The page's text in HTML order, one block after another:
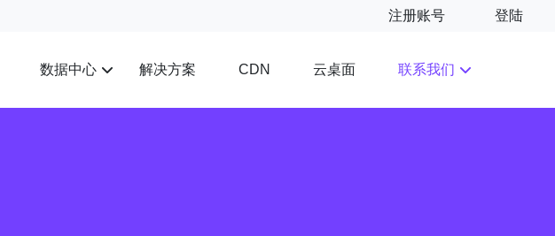
注册账号 登陆
数据中心 解决方案 CDN 云桌面 联系我们